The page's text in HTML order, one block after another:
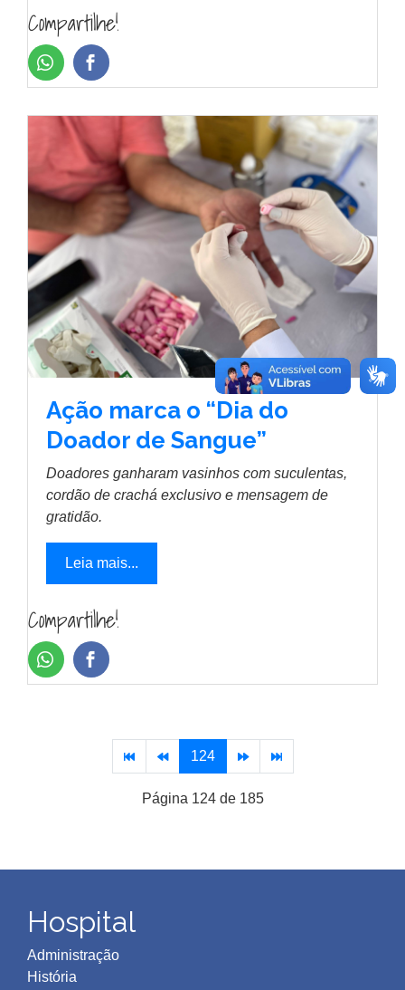
Compartilhe!
Ação marca o “Dia do
Doador de Sangue”
Doadores ganharam vasinhos com suculentas,
cordão de crachá exclusivo e mensagem de
gratidão.
Leia mais...
Compartilhe!
124
Página 124 de 185
Hospital
Administração
História